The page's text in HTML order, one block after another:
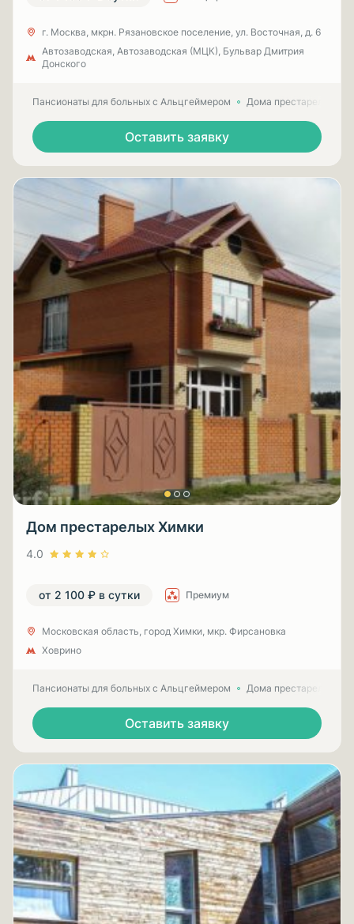
г. Москва, мкрн. Рязановское поселение, ул. Восточная, д. 6
Автозаводская, Автозаводская (МЦК), Бульвар Дмитрия
Донского
Пансионаты для больных с Альцгеймером Дома престарелых
Оставить заявку
Дом престарелых Химки
4.0
от 2 100 ₽ в сутки Премиум
Московская область, город Химки, мкр. Фирсановка
Ховрино
Пансионаты для больных с Альцгеймером Дома престарелых
Оставить заявку